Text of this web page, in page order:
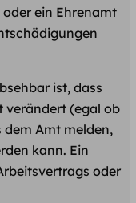
ein Ehrenamt
ist, dass
verändert (egal ob
Amt melden,
kann. Ein
oder